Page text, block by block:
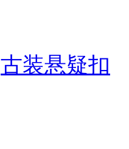
古装悬疑扣